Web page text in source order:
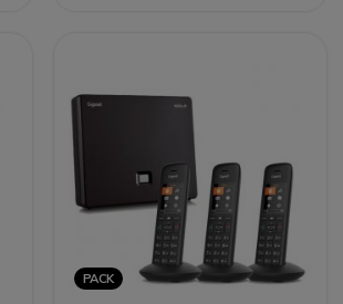
Geschikt voor
gehoorapparaten
Afneembare riemclip
PACK